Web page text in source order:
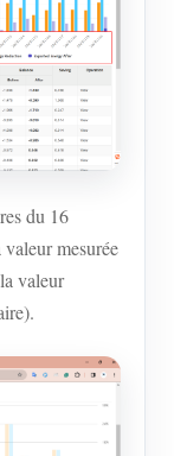
du 16
mesurée
valeur